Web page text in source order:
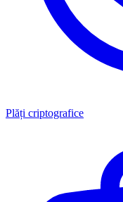
Plăți criptografice